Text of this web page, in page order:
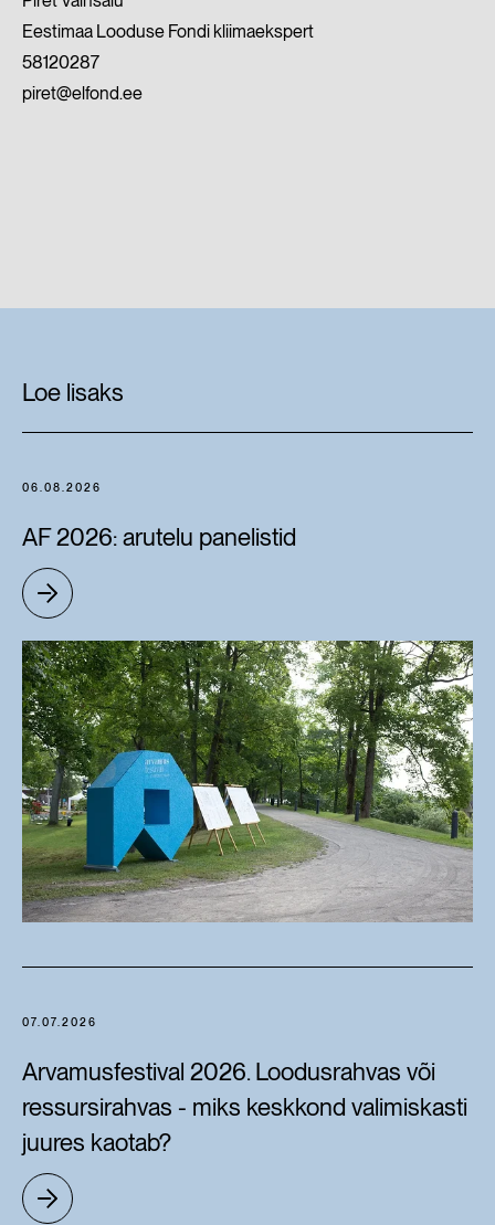
Eestimaa Looduse Fondi kliimaekspert
58120287
piret@elfond.ee
Loe lisaks
06.08.2026
AF 2026: arutelu panelistid
07.07.2026
Arvamusfestival 2026. Loodusrahvas või
ressursirahvas - miks keskkond valimiskasti
juures kaotab?